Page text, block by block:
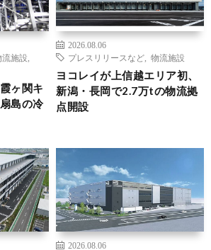
流施設
ヶ関キ
島の冷
2026.08.06
プレスリリースなど
物流施設
ヨコレイが上信越エリア初、
新潟・長岡で2.7万tの物流拠
点開設
2026.08.06